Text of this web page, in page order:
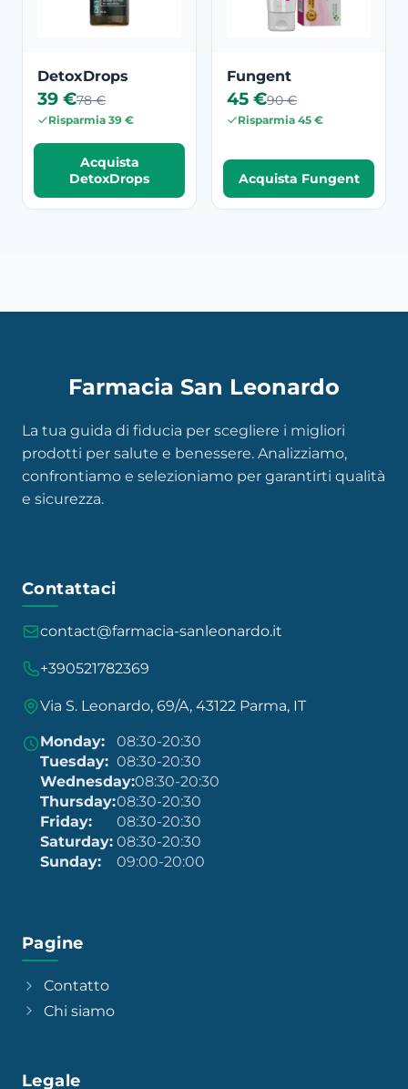
DetoxDrops
39 €78 €
Risparmia 39 €
Acquista
DetoxDrops
Fungent
45 €90 €
Risparmia 45 €
Acquista Fungent
Farmacia San Leonardo
La tua guida di fiducia per scegliere i migliori
prodotti per salute e benessere. Analizziamo,
confrontiamo e selezioniamo per garantirti qualità
e sicurezza.
Contattaci
contact@farmacia-sanleonardo.it
+390521782369
Via S. Leonardo, 69/A, 43122 Parma, IT
Monday:
08:30-20:30
Tuesday: 08:30-20:30
Wednesday:08:30-20:30
Thursday:08:30-20:30
Friday:
08:30-20:30
Saturday: 08:30-20:30
Sunday:
09:00-20:00
Pagine
Contatto
Chi siamo
Legale